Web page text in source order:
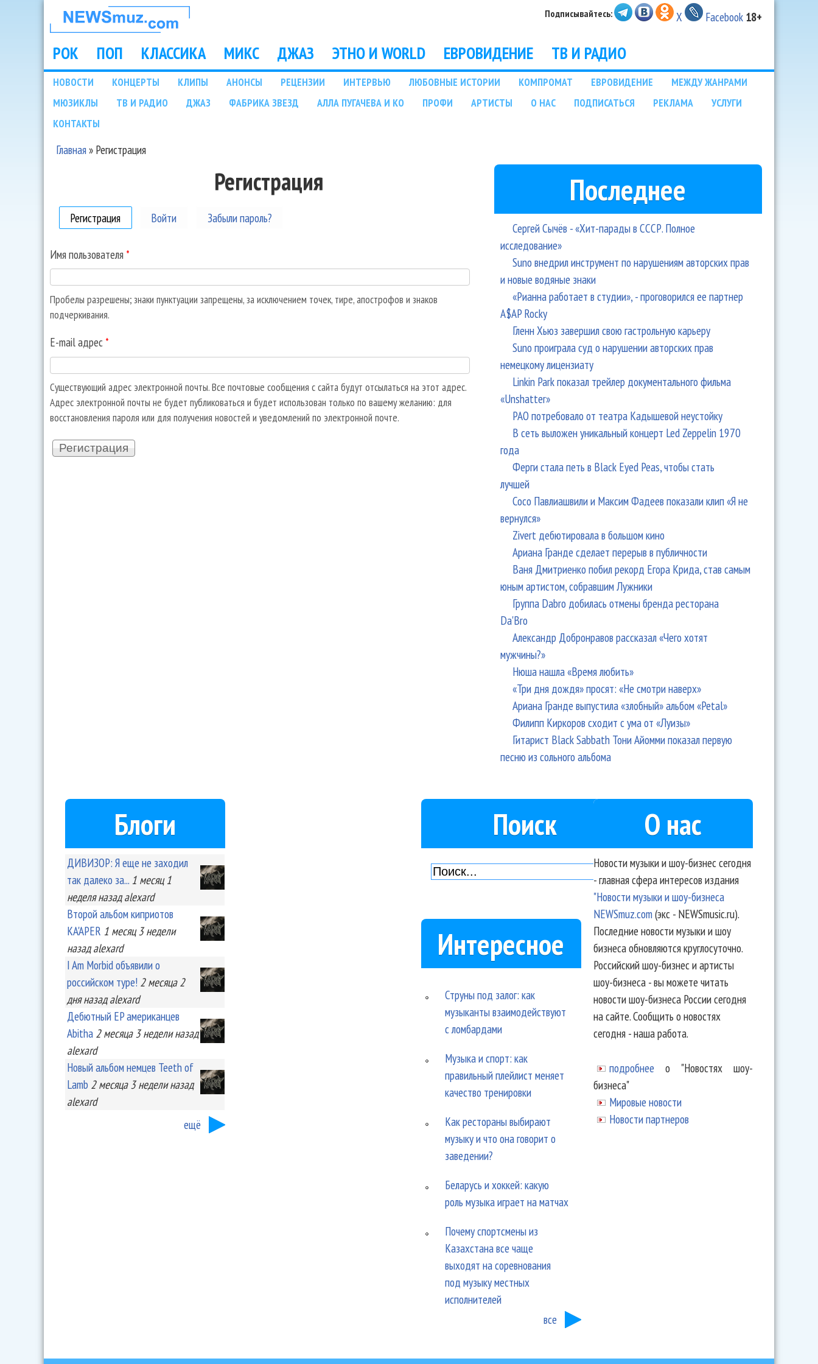
НОВОСТИ
МУЗЫКИ И
ШОУ БИЗНЕСА
NEWSMUZ.COM
Подписывайтесь: X Facebook 18+
Main menu
РОК ПОП КЛАССИКА МИКС ДЖАЗ ЭТНО И WORLD ЕВРОВИДЕНИЕ ТВ И РАДИО
Подразделы
НОВОСТИ КОНЦЕРТЫ КЛИПЫ АНОНСЫ РЕЦЕНЗИИ ИНТЕРВЬЮ ЛЮБОВНЫЕ ИСТОРИИ КОМПРОМАТ ЕВРОВИДЕНИЕ
МЕЖДУ ЖАНРАМИ
МЮЗИКЛЫ
ТВ И РАДИО ДЖАЗ ФАБРИКА ЗВЕЗД АЛЛА ПУГАЧЕВА И КО ПРОФИ АРТИСТЫ О НАС ПОДПИСАТЬСЯ РЕКЛАМА
УСЛУГИ
КОНТАКТЫ
Главная» Регистрация
Регистрация
Регистрация (активная вкладка)
Войти Забыли пароль?
Имя пользователя *
Пробелы разрешены; знаки пунктуации запрещены, за исключением точек, тире, апострофов и знаков
подчеркивания.
E-mail адрес *
Существующий адрес электронной почты. Все почтовые сообщения с сайта будут отсылаться на этот адрес.
Адрес электронной почты не будет публиковаться и будет использован только по вашему желанию: для
восстановления пароля или для получения новостей и уведомлений по электронной почте.
Последнее
Сергей Сычёв - «Хит-парады в СССР. Полное
исследование»
Suno внедрил инструмент по нарушениям авторских прав
и новые водяные знаки
«Рианна работает в студии», - проговорился ее партнер
A$AP Rocky
Гленн Хьюз завершил свою гастрольную карьеру
Suno проиграла суд о нарушении авторских прав
немецкому лицензиату
Linkin Park показал трейлер документального фильма
«Unshatter»
РАО потребовало от театра Кадышевой неустойку
В сеть выложен уникальный концерт Led Zeppelin 1970
года
Ферги стала петь в Black Eyed Peas, чтобы стать
лучшей
Сосо Павлиашвили и Максим Фадеев показали клип «Я не
вернулся»
Zivert дебютировала в большом кино
Ариана Гранде сделает перерыв в публичности
Ваня Дмитриенко побил рекорд Егора Крида, став самым
юным артистом, собравшим Лужники
Группа Dabro добилась отмены бренда ресторана
Da'Bro
Александр Добронравов рассказал «Чего хотят
мужчины?»
Нюша нашла «Время любить»
«Три дня дождя» просят: «Не смотри наверх»
Ариана Гранде выпустила «злобный» альбом «Petal»
Филипп Киркоров сходит с ума от «Луизы»
Гитарист Black Sabbath Тони Айомми показал первую
песню из сольного альбома
Блоги
ДИВИЗОР: Я еще не заходил
так далеко за... 1 месяц 1
неделяназад alexard
Второй альбом киприотов
KA'APER 1 месяц 3 недели
назад alexard
I Am Morbid объявили о
российском туре! 2 месяца 2
дняназад alexard
Дебютный EP американцев
Abitha 2 месяца 3 неделиназад
alexard
Новый альбом немцев Teeth of
Lamb 2 месяца 3 неделиназад
alexard
ещё
Поиск
Интересное
Струны под залог: как
музыканты взаимодействуют
с ломбардами
Музыка и спорт: как
правильный плейлист меняет
качество тренировки
Как рестораны выбирают
музыку и что она говорит о
заведении?
Беларусь и хоккей: какую
роль музыка играет на матчах
Почему спортсмены из
Казахстана все чаще
выходят на соревнования
под музыку местных
исполнителей
все
О нас
Новости музыки и шоу-бизнес сегодня
- главная сфера интересов издания
"Новости музыки и шоу-бизнеса
NEWSmuz.com(экс - NEWSmusic.ru).
Последние новости музыки и шоу
бизнеса обновляются круглосуточно.
Российский шоу-бизнес и артисты
шоу-бизнеса - вы можете читать
новости шоу-бизнеса России сегодня
на сайте. Сообщить о новостях
сегодня - наша работа.
подробнее о "Новостях шоу-
бизнеса"
Мировые новости
Новости партнеров